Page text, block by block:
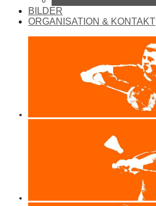
BILDER
ORGANISATION & KONTAKT